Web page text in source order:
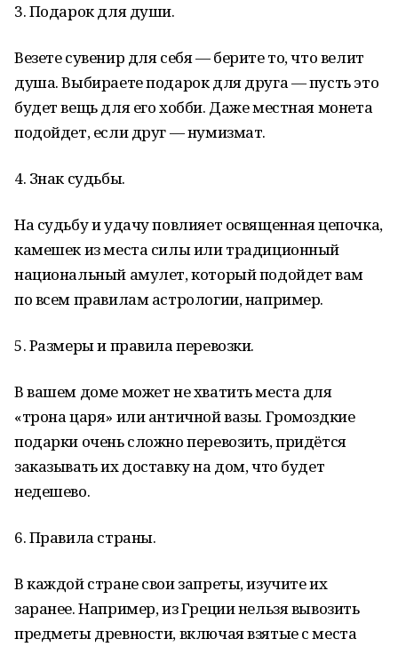
3. Подарок для души.
Везете сувенир для себя — берите то, что велит
душа. Выбираете подарок для друга — пусть это
будет вещь для его хобби. Даже местная монета
подойдет, если друг — нумизмат.
4. Знак судьбы.
На судьбу и удачу повлияет освященная цепочка,
камешек из места силы или традиционный
национальный амулет, который подойдет вам
по всем правилам астрологии, например.
5. Размеры и правила перевозки.
В вашем доме может не хватить места для
«трона царя» или античной вазы. Громоздкие
подарки очень сложно перевозить, придётся
заказывать их доставку на дом, что будет
недешево.
6. Правила страны.
В каждой стране свои запреты, изучите их
заранее. Например, из Греции нельзя вывозить
предметы древности, включая взятые с места